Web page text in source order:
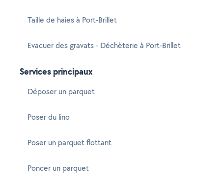
Taille de haies à Port-Brillet
Evacuer des gravats - Déchèterie à Port-Brillet
Services principaux
Déposer un parquet
Poser du lino
Poser un parquet flottant
Poncer un parquet